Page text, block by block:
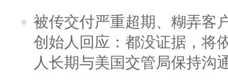
被传交付严重超期、糊弄客
创始人回应：都没证据，将
人长期与美国交管局保持沟